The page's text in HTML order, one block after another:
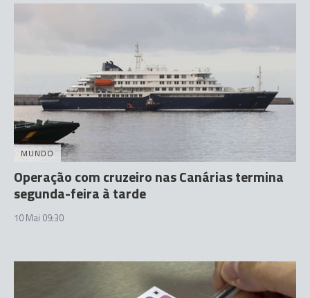
MUNDO
Operação com cruzeiro nas Canárias termina
segunda-feira à tarde
10 Mai 09:30